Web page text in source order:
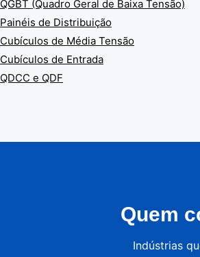
QGBT (Quadro Geral de Baixa Tensão)
Painéis de Distribuição
Cubículos de Média Tensão
Cubículos de Entrada
QDCC e QDF
Quem
Indústrias